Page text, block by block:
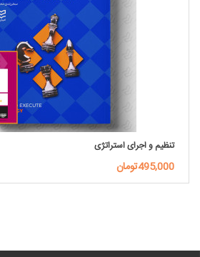
تنظیم و اجرای استراتژی
495,000تومان